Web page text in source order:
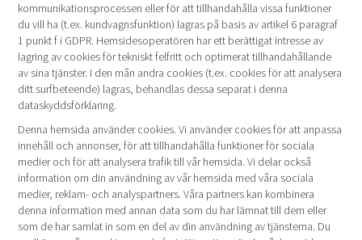
kommunikationsprocessen eller för att tillhandahålla vissa funktioner
du vill ha (t.ex. kundvagnsfunktion) lagras på basis av artikel 6 paragraf
1 punkt f i GDPR. Hemsidesoperatören har ett berättigat intresse av
lagring av cookies för tekniskt felfritt och optimerat tillhandahållande
av sina tjänster. I den mån andra cookies (t.ex. cookies för att analysera
ditt surfbeteende) lagras, behandlas dessa separat i denna
dataskyddsförklaring.
Denna hemsida använder cookies. Vi använder cookies för att anpassa
innehåll och annonser, för att tillhandahålla funktioner för sociala
medier och för att analysera trafik till vår hemsida. Vi delar också
information om din användning av vår hemsida med våra sociala
medier, reklam- och analyspartners. Våra partners kan kombinera
denna information med annan data som du har lämnat till dem eller
som de har samlat in som en del av din användning av tjänsterna. Du